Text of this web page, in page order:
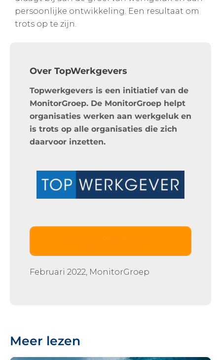
persoonlijke ontwikkeling. Een resultaat om
trots op te zijn.
Over TopWerkgevers
Topwerkgevers is een initiatief van de
MonitorGroep. De MonitorGroep helpt
organisaties werken aan werkgeluk en
is trots op alle organisaties die zich
daarvoor inzetten.
Februari 2022, MonitorGroep
Meer lezen